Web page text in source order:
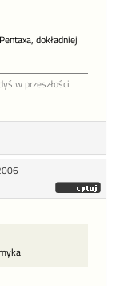
dokładniej
w przeszłości